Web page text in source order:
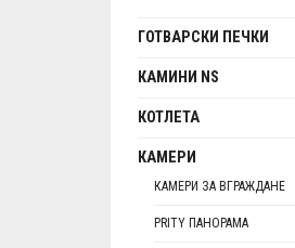
ГОТВАРСКИ ПЕЧКИ
КАМИНИ NS
КОТЛЕТА
КАМЕРИ
КАМЕРИ ЗА ВГРАЖДАНЕ
PRITY ПАНОРАМА